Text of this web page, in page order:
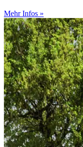
Mehr Infos »